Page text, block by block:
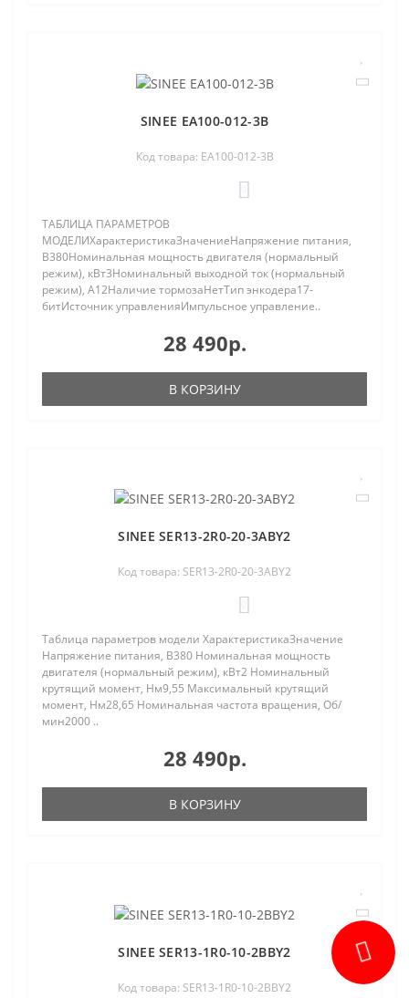
SINEE EA100-012-3B
Код товара: EA100-012-3B
ТАБЛИЦА ПАРАМЕТРОВ
МОДЕЛИХарактеристикаЗначениеНапряжение питания,
В380Номинальная мощность двигателя (нормальный
режим), кВт3Номинальный выходной ток (нормальный
режим), A12Наличие тормозаНетТип энкодера17-
битИсточник управленияИмпульсное управление..
28 490р.
В КОРЗИНУ
SINEE SER13-2R0-20-3ABY2
Код товара: SER13-2R0-20-3ABY2
Таблица параметров модели ХарактеристикаЗначение
Напряжение питания, В380 Номинальная мощность
двигателя (нормальный режим), кВт2 Номинальный
крутящий момент, Нм9,55 Максимальный крутящий
момент, Нм28,65 Номинальная частота вращения, Об/
мин2000 ..
28 490р.
В КОРЗИНУ
SINEE SER13-1R0-10-2BBY2
Код товара: SER13-1R0-10-2BBY2